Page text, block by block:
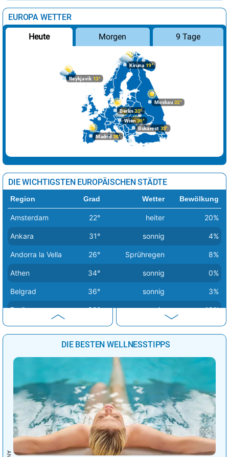
EUROPA WETTER
Heute Morgen 9 Tage
Bukarest33°
Berlin30°
Wien36°
Kiruna 19°
Madrid 38°
Reykjavik 13°
Moskau 22°
DIE WICHTIGSTEN EUROPÄISCHEN STÄDTE
Region Grad Wetter Bewölkung
Amsterdam 22° heiter 20%
Ankara 31° sonnig 4%
Andorra la Vella 26° Sprühregen 8%
Athen 34° sonnig 0%
Belgrad 36° sonnig 3%
Berlin 30° sonnig 19%
Bern 28° Regenschauer 25%
35° sonnig
Brüssel sonnig 13%
Budapest 34° sonnig 9%
Bukarest 33° sonnig 2%
Chisinau 33° sonnig 1%
Dublin 21° stark bewölkt 80%
DIE BESTEN WELLNESSTIPPS